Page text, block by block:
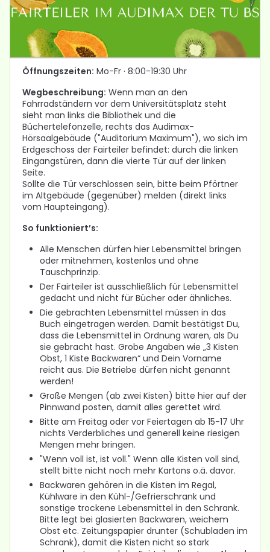
Öffnungszeiten: Mo-Fr · 8:00-19:30 Uhr
Wegbeschreibung: Wenn man an den
Fahrradständern vor dem Universitätsplatz steht
sieht man links die Bibliothek und die
Büchertelefonzelle, rechts das Audimax-
Hörsaalgebäude ("Auditorium Maximum"), wo sich im
Erdgeschoss der Fairteiler befindet: durch die linken
Eingangstüren, dann die vierte Tür auf der linken
Seite.
Sollte die Tür verschlossen sein, bitte beim Pförtner
im Altgebäude (gegenüber) melden (direkt links
vom Haupteingang).
So funktioniert’s:
Alle Menschen dürfen hier Lebensmittel bringen
oder mitnehmen, kostenlos und ohne
Tauschprinzip.
Der Fairteiler ist ausschließlich für Lebensmittel
gedacht und nicht für Bücher oder ähnliches.
Die gebrachten Lebensmittel müssen in das
Buch eingetragen werden. Damit bestätigst Du,
dass die Lebensmittel in Ordnung waren, als Du
sie gebracht hast. Grobe Angaben wie „3 Kisten
Obst, 1 Kiste Backwaren“ und Dein Vorname
reicht aus. Die Betriebe dürfen nicht genannt
werden!
Große Mengen (ab zwei Kisten) bitte hier auf der
Pinnwand posten, damit alles gerettet wird.
Bitte am Freitag oder vor Feiertagen ab 15-17 Uhr
nichts Verderbliches und generell keine riesigen
Mengen mehr bringen.
"Wenn voll ist, ist voll." Wenn alle Kisten voll sind,
stellt bitte nicht noch mehr Kartons o.ä. davor.
Backwaren gehören in die Kisten im Regal,
Kühlware in den Kühl-/Gefrierschrank und
sonstige trockene Lebensmittel in den Schrank.
Bitte legt bei glasierten Backwaren, weichem
Obst etc. Zeitungspapier drunter (Schubladen im
Schrank), damit die Kisten nicht so stark